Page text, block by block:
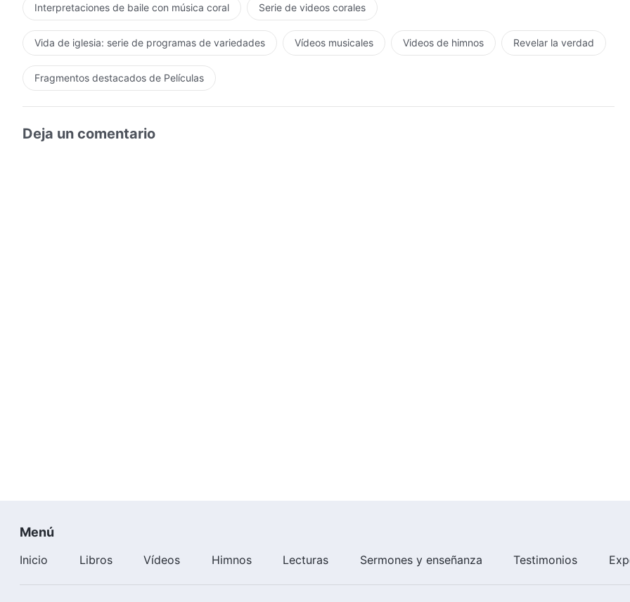
Interpretaciones de baile con música coral Serie de videos corales
Vida de iglesia: serie de programas de variedades Vídeos musicales Videos de himnos Revelar la verdad
Fragmentos destacados de Películas
Deja un comentario
Menú
Inicio Libros Vídeos Himnos Lecturas Sermones y enseñanza Testimonios